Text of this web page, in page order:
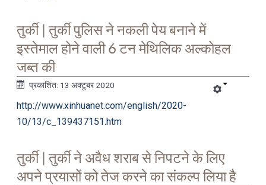
तुर्की | तुर्की पुलिस ने नकली पेय बनाने में
इस्तेमाल होने वाली 6 टन मेथिलिक अल्कोहल
जब्त की
प्रकाशित: 13 अक्टूबर 2020
http://www.xinhuanet.com/english/2020-
10/13/c_139437151.htm
तुर्की | तुर्की ने अवैध शराब से निपटने के लिए
अपने प्रयासों को तेज करने का संकल्प लिया है